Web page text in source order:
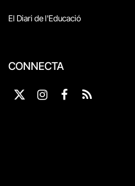
El Diari de l'Educació
CONNECTA
X
Instagram
Facebook
RSS